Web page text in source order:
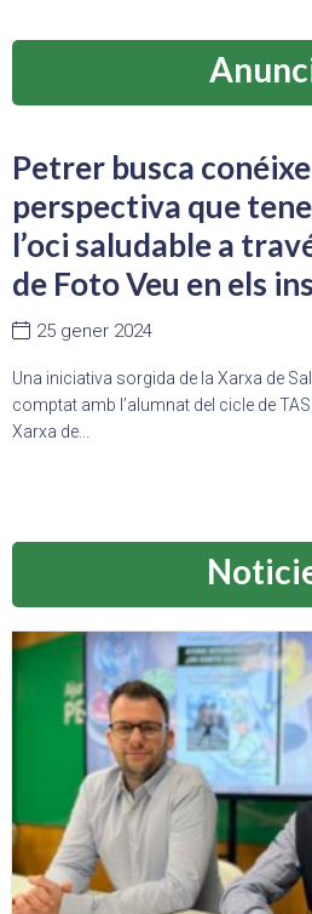
Petrer busca
perspectiva que
l’oci saludable a
de Foto Veu en els
25 gener 2024
Una iniciativa sorgida de la Xarxa de
comptat amb l’alumnat del cicle de
Xarxa de...